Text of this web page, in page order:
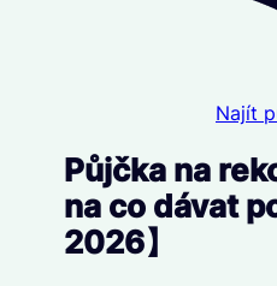
Najít
Půjčka na
na co dávat
2026】